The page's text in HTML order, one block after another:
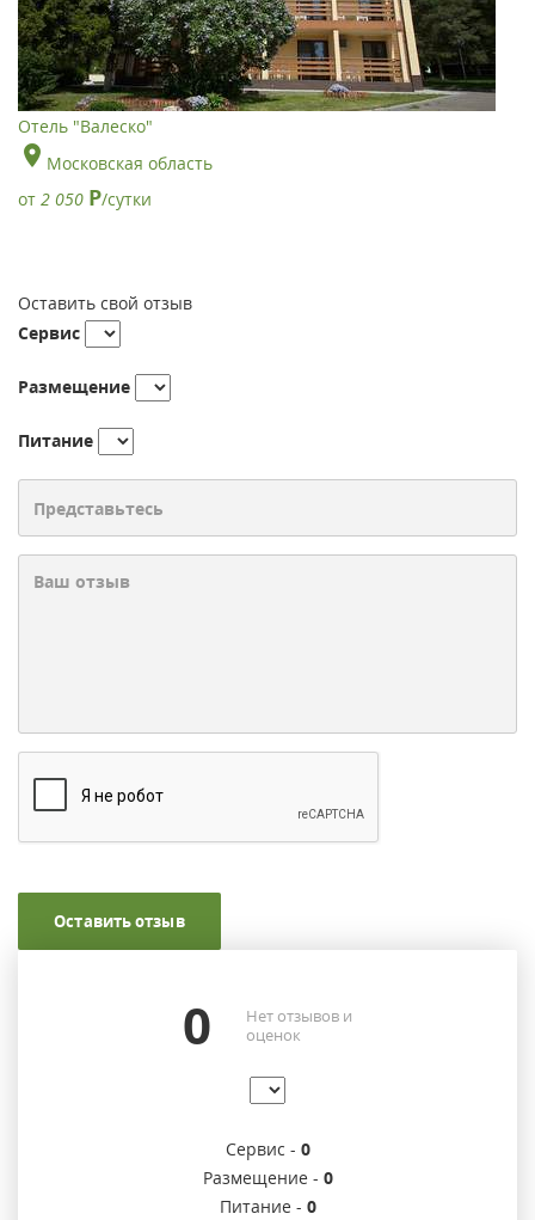
Отель "Валеско"
Московская область
от 2 050 Р/сутки
Оставить свой отзыв
Сервис
Размещение
Питание
Оставить отзыв
0
Нет отзывов и
оценок
Сервис - 0
Размещение - 0
Питание - 0